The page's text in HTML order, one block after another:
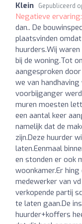
Klein Gepubliceerd
Negatieve ervaring:
dan.. De
plaatsvinden
huurders.Wij
bij de woning.Tot
aangesproken
we van
voorbijganger
muren moesten
een aantal keer
namelijk dat de
zijn.Deze huurder
laten.Eenmaal
en stonden er ook
woonkamer.Er
medewerker van
verkopende partij
te laten gaan.De
huurder+koffers